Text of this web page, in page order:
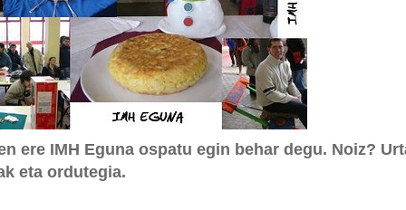
ere IMH Eguna ospatu egin behar degu. Noiz?
eta ordutegia.